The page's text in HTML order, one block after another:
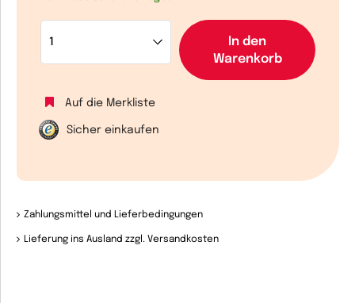
In den
Warenkorb
Auf die Merkliste
Sicher einkaufen
Zahlungsmittel und Lieferbedingungen
Lieferung ins Ausland zzgl. Versandkosten